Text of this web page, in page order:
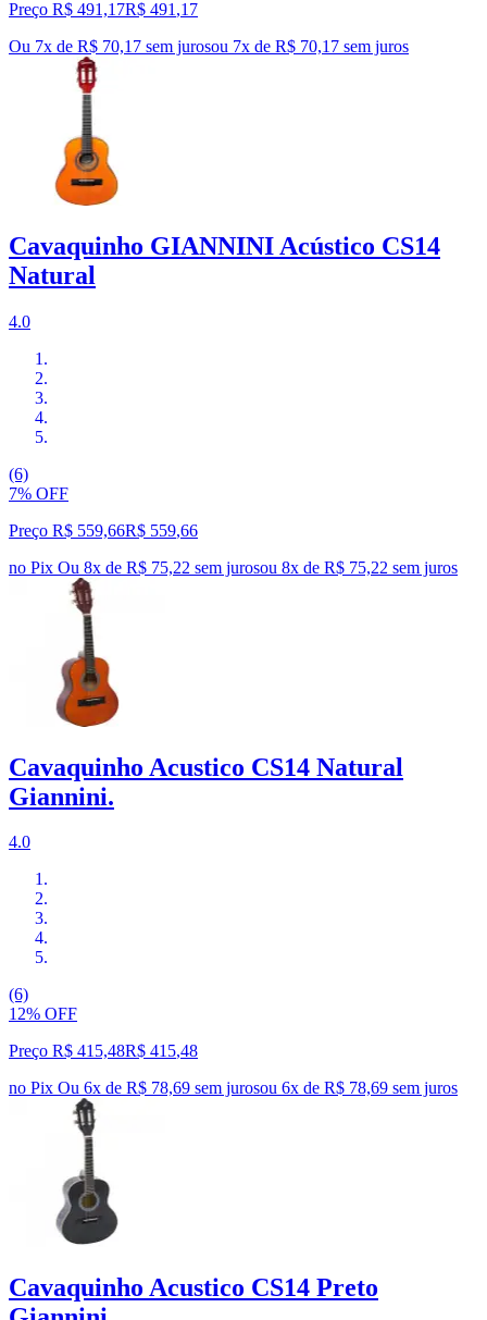
Preço R$ 491,17R$ 491 ,17
Ou 7x de R$ 70,17 sem jurosou 7x de R$ 70,17 sem juros
Cavaquinho GIANNINI Acústico CS14
Natural
4.0
(6)
7% OFF
Preço R$ 559,66R$ 559,66
no Pix Ou 8x de R$ 75,22 sem jurosou 8x de R$ 75,22 sem juros
Cavaquinho Acustico CS14 Natural
Giannini.
4.0
(6)
12% OFF
Preço R$ 415,48R$ 415,48
no Pix Ou 6x de R$ 78,69 sem jurosou 6x de R$ 78,69 sem juros
Cavaquinho Acustico CS14 Preto